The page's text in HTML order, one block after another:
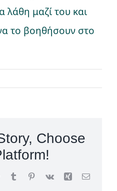
λάθη μαζί του και
το βοηθήσουν στο
Choose
TumblrPinterest
Vk Xing Email